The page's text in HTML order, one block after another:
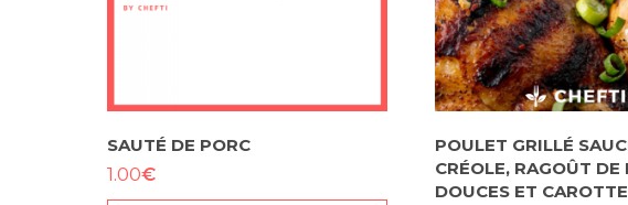
SAUTÉ DE PORC
1.00€
POULET GRILLÉ
CRÉOLE, RAGOÛT DE
DOUCES ET